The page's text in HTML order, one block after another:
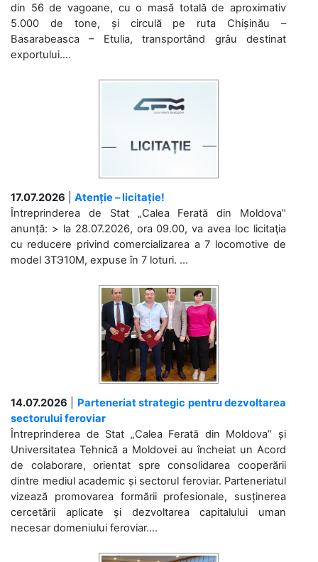
din 56 de vagoane, cu o masă totală de aproximativ
5.000 de tone, și circulă pe ruta Chișinău –
Basarabeasca – Etulia, transportând grâu destinat
exportului....
17.07.2026
Atenție – licitație!
Întreprinderea de Stat „Calea Ferată din Moldova”
anunță: > la 28.07.2026, ora 09.00, va avea loc licitaţia
cu reducere privind comercializarea a 7 locomotive de
model 3ТЭ10М, expuse în 7 loturi. ...
14.07.2026
Parteneriat strategic pentru dezvoltarea
sectorului feroviar
Întreprinderea de Stat „Calea Ferată din Moldova” și
Universitatea Tehnică a Moldovei au încheiat un Acord
de colaborare, orientat spre consolidarea cooperării
dintre mediul academic și sectorul feroviar. Parteneriatul
vizează promovarea formării profesionale, susținerea
cercetării aplicate și dezvoltarea capitalului uman
necesar domeniului feroviar....